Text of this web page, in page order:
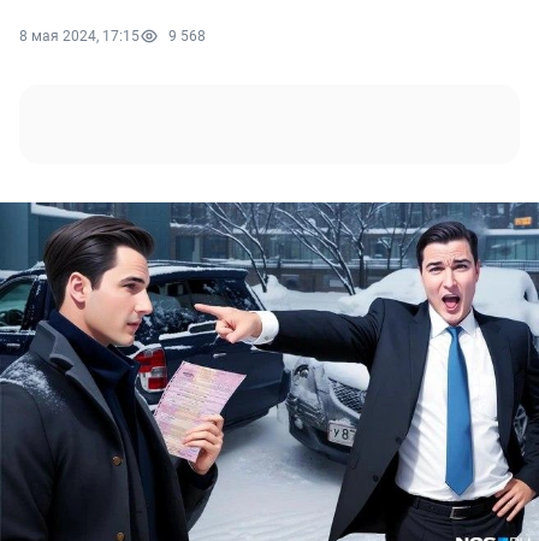
8 мая 2024, 17:15 9 568